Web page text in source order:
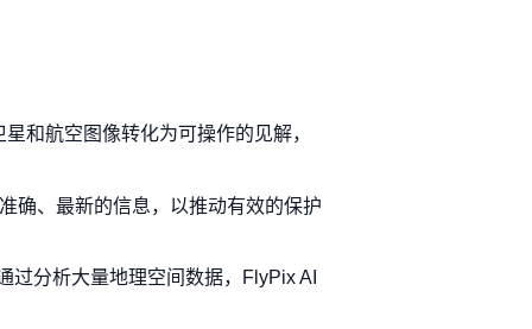
和航空图像转化为可操作的见解，
确、最新的信息，以推动有效的保护
过分析大量地理空间数据，FlyPix AI